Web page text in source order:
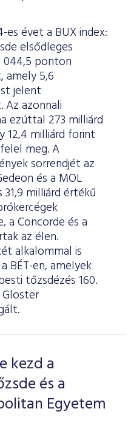
es évet a BUX index:
elsődleges
044,5 ponton
amely 5,6
jelent
Az azonnali
ezúttal 273 milliárd
milliárd forint
meg. A
sorrendjét az
és a MOL
31,9 milliárd értékű
a Concorde és a
az élen.
alkalommal is
BÉT-en, amelyek
tőzsdézés 160.
kezd a
és a
Egyetem